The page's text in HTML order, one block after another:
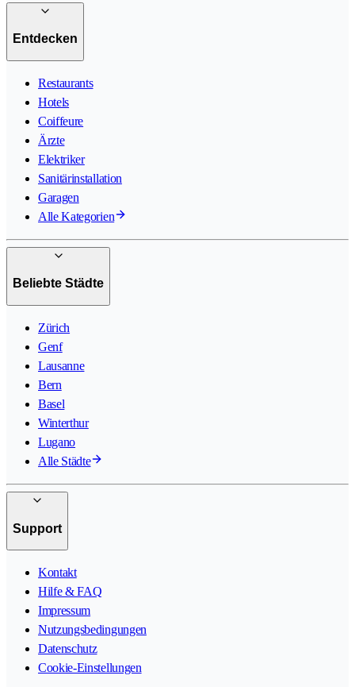
Entdecken
Restaurants
Hotels
Coiffeure
Ärzte
Elektriker
Sanitärinstallation
Garagen
Alle Kategorien
Beliebte Städte
Zürich
Genf
Lausanne
Bern
Basel
Winterthur
Lugano
Alle Städte
Support
Kontakt
Hilfe & FAQ
Impressum
Nutzungsbedingungen
Datenschutz
Cookie-Einstellungen